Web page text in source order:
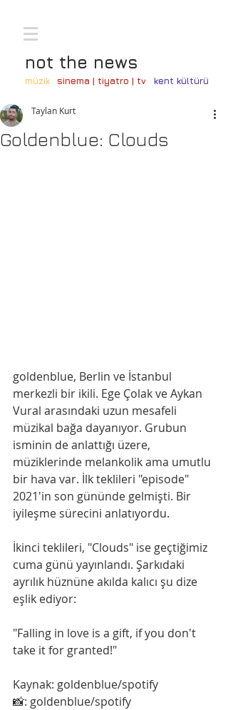
not the news
müzik sinema | tiyatro | tv kent kültürü
Goldenblue: Clouds
Taylan Kurt
goldenblue, Berlin ve İstanbul
merkezli bir ikili. Ege Çolak ve Aykan
Vural arasındaki uzun mesafeli
müzikal bağa dayanıyor. Grubun
isminin de anlattığı üzere,
müziklerinde melankolik ama umutlu
bir hava var. İlk teklileri "episode"
2021'in son gününde gelmişti. Bir
iyileşme sürecini anlatıyordu.
İkinci teklileri, "Clouds" ise geçtiğimiz
cuma günü yayınlandı. Şarkıdaki
ayrılık hüznüne akılda kalıcı şu dize
eşlik ediyor:
"Falling in love is a gift, if you don't
take it for granted!"
Kaynak: goldenblue/spotify
📸: goldenblue/spotify